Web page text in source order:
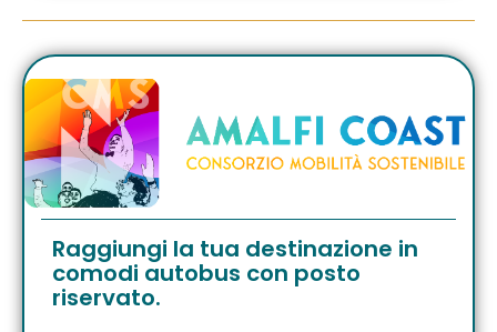
Raggiungi la tua destinazione in
comodi autobus con posto
riservato.